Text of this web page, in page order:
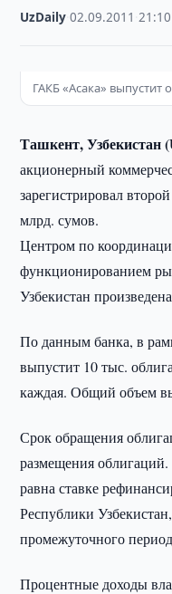
UzDaily ·02.09.2011 ·21:10
ГАКБ «Асака» выпустит
Ташкент, Узбекистан
акционерный
зарегистрировал
млрд. сумов.
Центром по
функционированием
Узбекистан
По данным банка, в
выпустит 10 тыс.
каждая. Общий объем
Срок обращения
размещения
равна ставке
Республики
промежуточного
Процентные доходы